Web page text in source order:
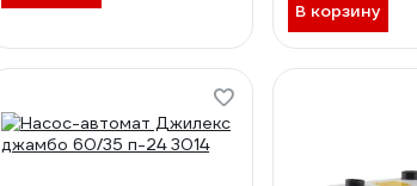
В корзину